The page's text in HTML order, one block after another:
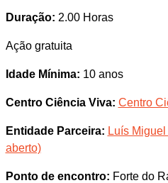
Duração: 2.00 Horas
Ação gratuita
Idade Mínima: 10 anos
Centro Ciência Viva: Centro
Entidade Parceira: Luís
aberto)
Ponto de encontro: Forte do